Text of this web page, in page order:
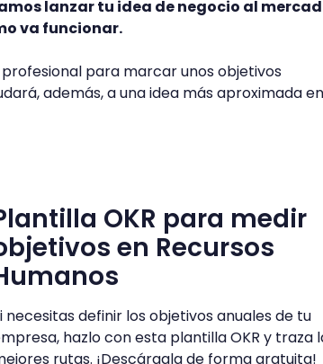
lanzar tu idea de negocio al
va funcionar.
para marcar unos objetivos
además, a una idea más aproximada en
OKR para medir
en Recursos
necesitas definir los objetivos anuales de tu
hazlo con esta plantilla OKR y traza
rutas. ¡Descárgala de forma gratuita!